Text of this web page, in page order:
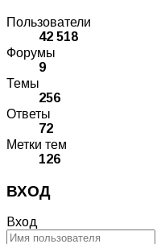
Пользователи
42 518
Форумы
9
Темы
256
Ответы
72
Метки тем
126
ВХОД
Вход